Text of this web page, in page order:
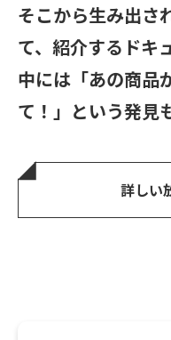
そこから生み出さ
て、紹介するドキ
中には「あの商品
て！」という発見
詳しい